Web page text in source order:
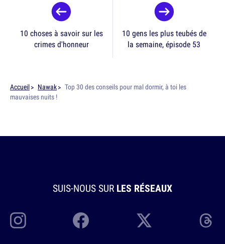
10 choses à savoir sur les
crimes d'honneur
10 gens les plus teubés de
la semaine, épisode 53
Accueil Nawak
Top 30 des conseils pour mal dormir, à toi les
mauvaises nuits !
SUIS-NOUS SUR LES RÉSEAUX